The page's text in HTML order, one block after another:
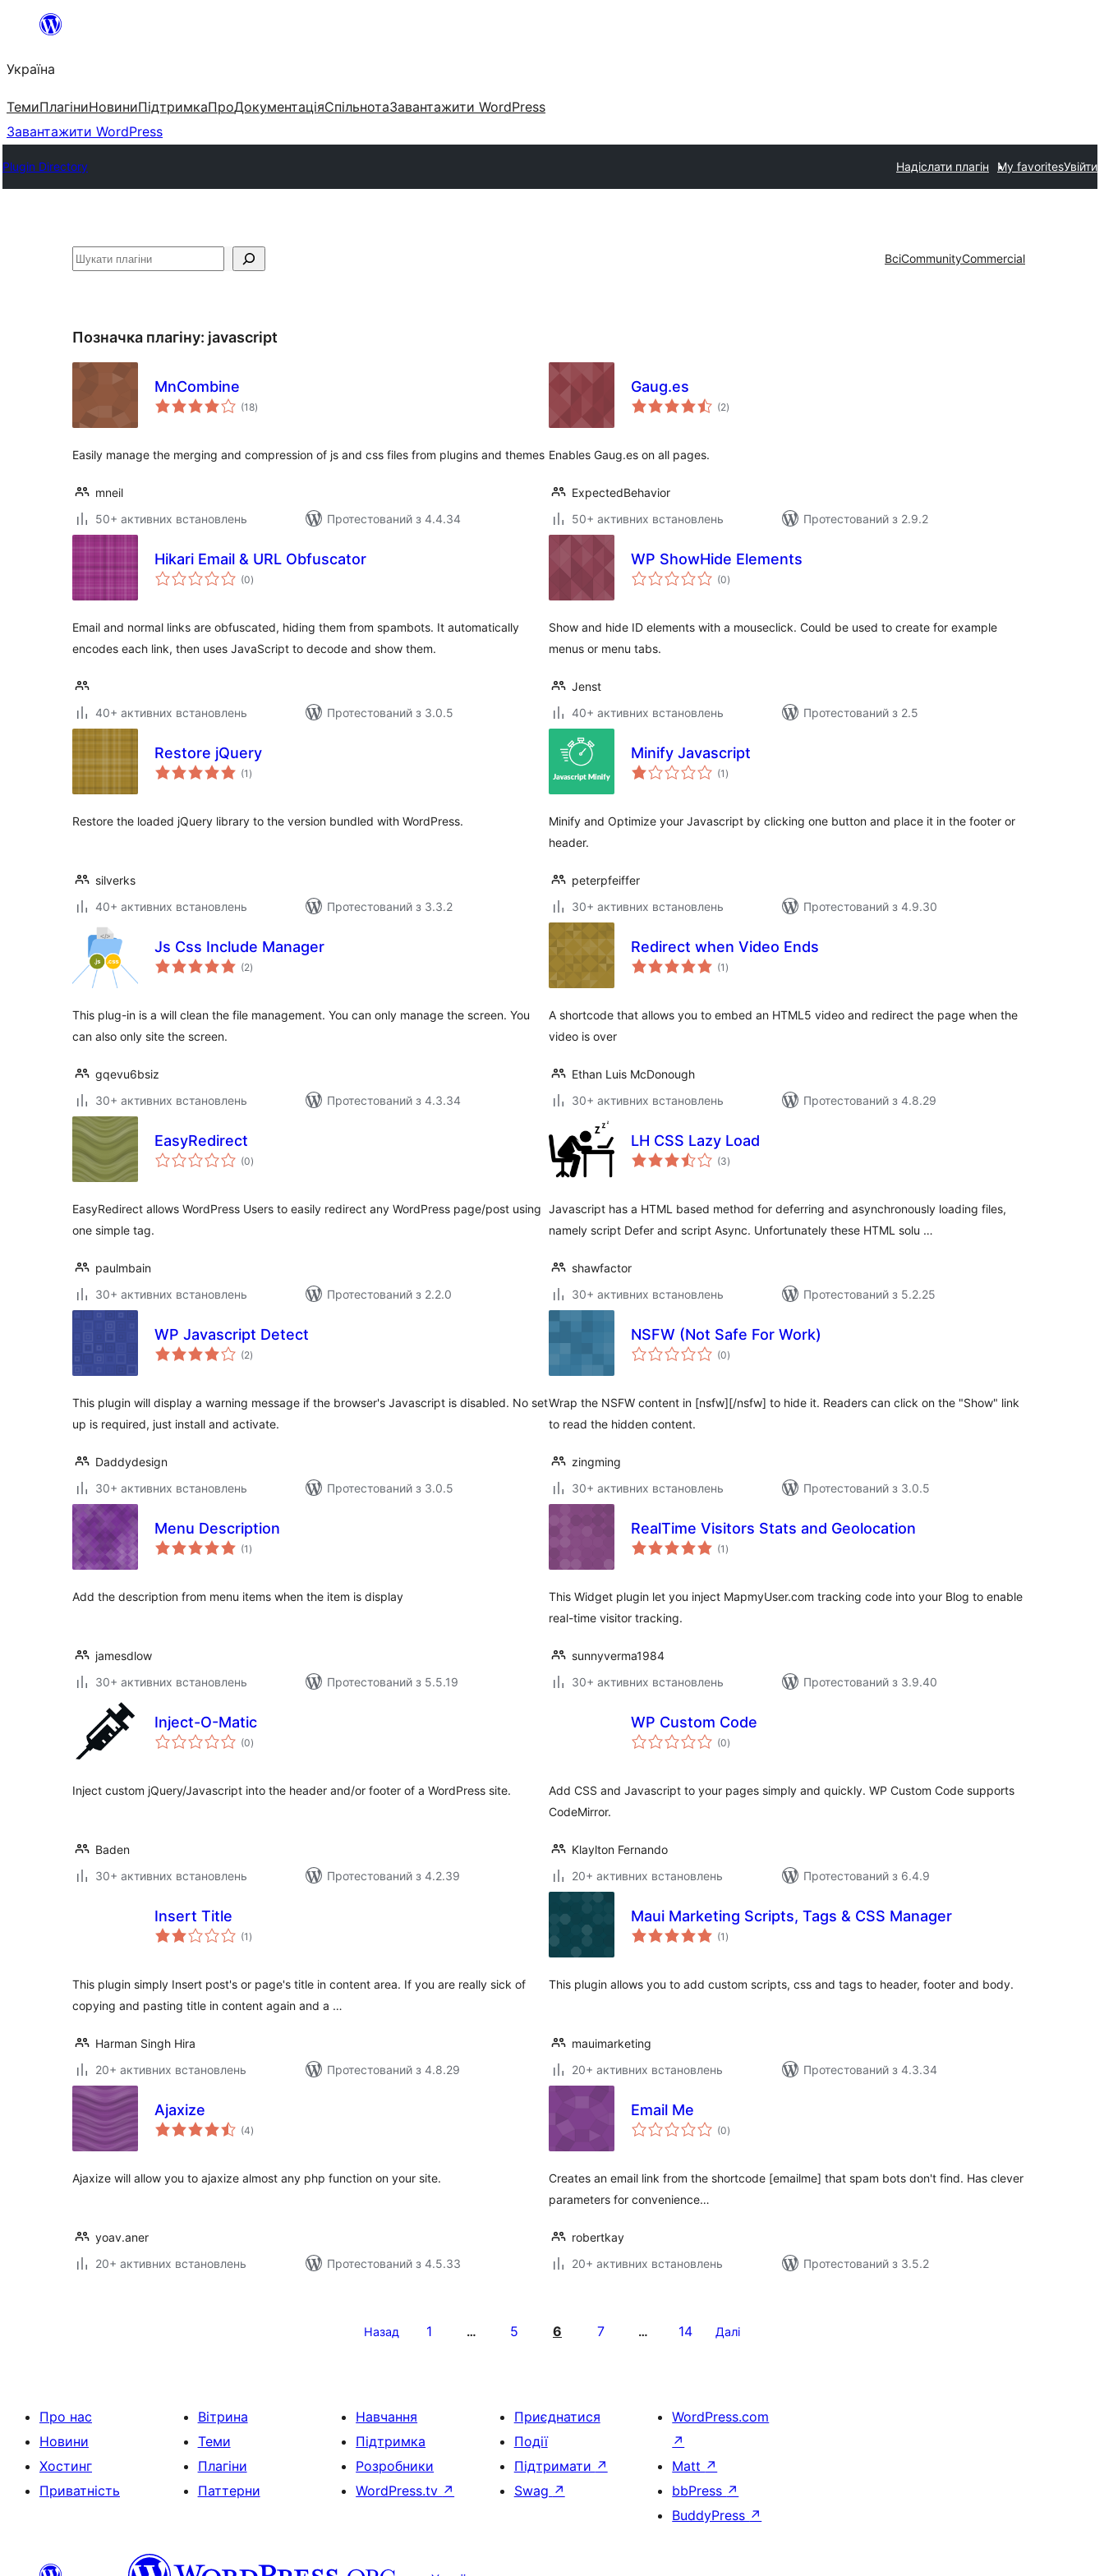
Перейти
вмісту
Україна
ТемиПлагіниНовиниПідтримкаПроДокументаціяСпільнотаЗавантажити WordPress
Завантажити WordPress
Plugin Directory Надіслати плагін My favoritesУвійти
Пошук ВсіCommunityCommercial
Позначка плагіну: javascript
MnCombine
(18загальний
рейтинг
)
Easily manage the merging and compression of js and css files from plugins and themes
mneil
50+ активних встановлень
Протестований з 4.4.34
Gaug.es
(2загальний
рейтинг
)
Enables Gaug.es on all pages.
ExpectedBehavior
50+ активних встановлень
Протестований з 2.9.2
Hikari Email & URL Obfuscator
(0загальний
рейтинг
)
Email and normal links are obfuscated, hiding them from spambots. It automatically
encodes each link, then uses JavaScript to decode and show them.
40+ активних встановлень Протестований з 3.0.5
WP ShowHide Elements
(0загальний
рейтинг
)
Show and hide ID elements with a mouseclick. Could be used to create for example
menus or menu tabs.
Jenst
40+ активних встановлень
Протестований з 2.5
Restore jQuery
(1 загальний
рейтинг
)
Restore the loaded jQuery library to the version bundled with WordPress.
silverks
40+ активних встановлень
Протестований з 3.3.2
Minify Javascript
(1 загальний
рейтинг
)
Minify and Optimize your Javascript by clicking one button and place it in the footer or
header.
peterpfeiffer
30+ активних встановлень
Протестований з 4.9.30
Js Css Include Manager
(2загальний
рейтинг
)
This plug-in is a will clean the file management. You can only manage the screen. You
can also only site the screen.
gqevu6bsiz
30+ активних встановлень
Протестований з 4.3.34
Redirect when Video Ends
(1 загальний
рейтинг
)
A shortcode that allows you to embed an HTML5 video and redirect the page when the
video is over
Ethan Luis McDonough
30+ активних встановлень
Протестований з 4.8.29
EasyRedirect
(0загальний
рейтинг
)
EasyRedirect allows WordPress Users to easily redirect any WordPress page/post using
one simple tag.
paulmbain
30+ активних встановлень
Протестований з 2.2.0
LH CSS Lazy Load
(3загальний
рейтинг
)
Javascript has a HTML based method for deferring and asynchronously loading files,
namely script Defer and script Async. Unfortunately these HTML solu …
shawfactor
30+ активних встановлень
Протестований з 5.2.25
WP Javascript Detect
(2загальний
рейтинг
)
This plugin will display a warning message if the browser's Javascript is disabled. No set
up is required, just install and activate.
Daddydesign
30+ активних встановлень
Протестований з 3.0.5
NSFW (Not Safe For Work)
(0загальний
рейтинг
)
Wrap the NSFW content in [nsfw][/nsfw] to hide it. Readers can click on the "Show" link
to read the hidden content.
zingming
30+ активних встановлень
Протестований з 3.0.5
Menu Description
(1 загальний
рейтинг
)
Add the description from menu items when the item is display
jamesdlow
30+ активних встановлень
Протестований з 5.5.19
RealTime Visitors Stats and Geolocation
(1 загальний
рейтинг
)
This Widget plugin let you inject MapmyUser.com tracking code into your Blog to enable
real-time visitor tracking.
sunnyverma1984
30+ активних встановлень
Протестований з 3.9.40
Inject-O-Matic
(0загальний
рейтинг
)
Inject custom jQuery/Javascript into the header and/or footer of a WordPress site.
Baden
30+ активних встановлень
Протестований з 4.2.39
WP Custom Code
(0загальний
рейтинг
)
Add CSS and Javascript to your pages simply and quickly. WP Custom Code supports
CodeMirror.
Klaylton Fernando
20+ активних встановлень
Протестований з 6.4.9
Insert Title
(1 загальний
рейтинг
)
This plugin simply Insert post's or page's title in content area. If you are really sick of
copying and pasting title in content again and a …
Harman Singh Hira
20+ активних встановлень
Протестований з 4.8.29
Maui Marketing Scripts, Tags & CSS Manager
(1 загальний
рейтинг
)
This plugin allows you to add custom scripts, css and tags to header, footer and body.
mauimarketing
20+ активних встановлень
Протестований з 4.3.34
Ajaxize
(4загальний
рейтинг
)
Ajaxize will allow you to ajaxize almost any php function on your site.
yoav.aner
20+ активних встановлень
Протестований з 4.5.33
Email Me
(0загальний
рейтинг
)
Creates an email link from the shortcode [emailme] that spam bots don't find. Has clever
parameters for convenience…
robertkay
20+ активних встановлень
Протестований з 3.5.2
Назад 1 … 5 6 7 … 14 Далі
Про нас
Новини
Хостинг
Приватність
Вітрина
Теми
Плагіни
Паттерни
Навчання
Підтримка
Розробники
WordPress.tv ↗
Приєднатися
Події
Підтримати ↗
Swag ↗
WordPress.com
↗
Matt ↗
bbPress ↗
BuddyPress ↗